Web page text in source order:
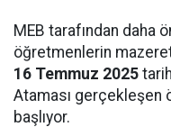
MEB tarafından daha
öğretmenlerin
16 Temmuz 2025
Ataması gerçekleşen
başlıyor.